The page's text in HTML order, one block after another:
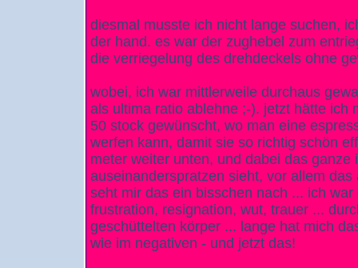
diesmal musste ich nicht lange suchen,
der hand. es war der zughebel zum
die verriegelung des drehdeckels ohne
wobei, ich war mittlerweile durchaus
als ultima ratio ablehne ;-). jetzt hätte ich
50 stock gewünscht, wo man eine
werfen kann, damit sie so richtig schön
meter weiter unten, und dabei das ganze
auseinanderspratzen sieht, vor allem
seht mir das ein bisschen nach ... ich
frustration, resignation, wut, trauer ...
geschüttelten körper ... lange hat mich
wie im negativen - und jetzt das!